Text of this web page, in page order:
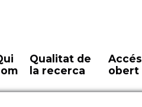
Qualitat de
la recerca
Accés
obert